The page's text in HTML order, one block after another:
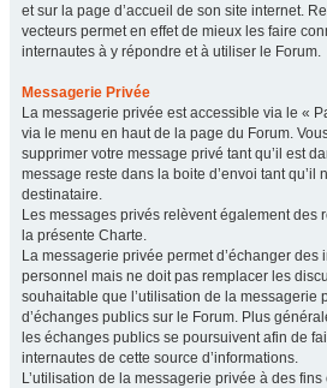
et sur la page d’accueil de son site internet.
vecteurs permet en effet de mieux les faire
internautes à y répondre et à utiliser le Forum.
Messagerie Privée
La messagerie privée est accessible via le «
via le menu en haut de la page du Forum.
supprimer votre message privé tant qu’il est
message reste dans la boite d’envoi tant qu’il
destinataire.
Les messages privés relèvent également des
la présente Charte.
La messagerie privée permet d’échanger des
personnel mais ne doit pas remplacer les
souhaitable que l’utilisation de la messagerie
d’échanges publics sur le Forum. Plus
les échanges publics se poursuivent afin de
internautes de cette source d’informations.
L’utilisation de la messagerie privée à des